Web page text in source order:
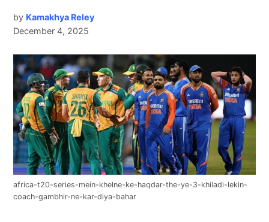
by Kamakhya Reley
December 4, 2025
africa-t20-series-mein-khelne-ke-haqdar-the-ye-3-khiladi-lekin-
coach-gambhir-ne-kar-diya-bahar